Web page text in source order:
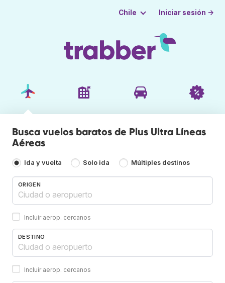
Chile Iniciar sesión →
Busca vuelos baratos de Plus Ultra Líneas
Aéreas
Ida y vuelta Solo ida Múltiples destinos
ORIGEN
Incluir aerop. cercanos
DESTINO
Incluir aerop. cercanos